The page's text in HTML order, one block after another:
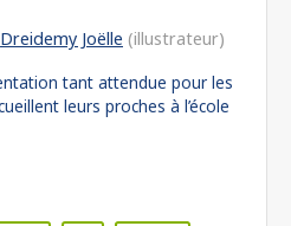
Dreidemy Joëlle (illustrateur)
tant attendue pour les
leurs proches à l’école